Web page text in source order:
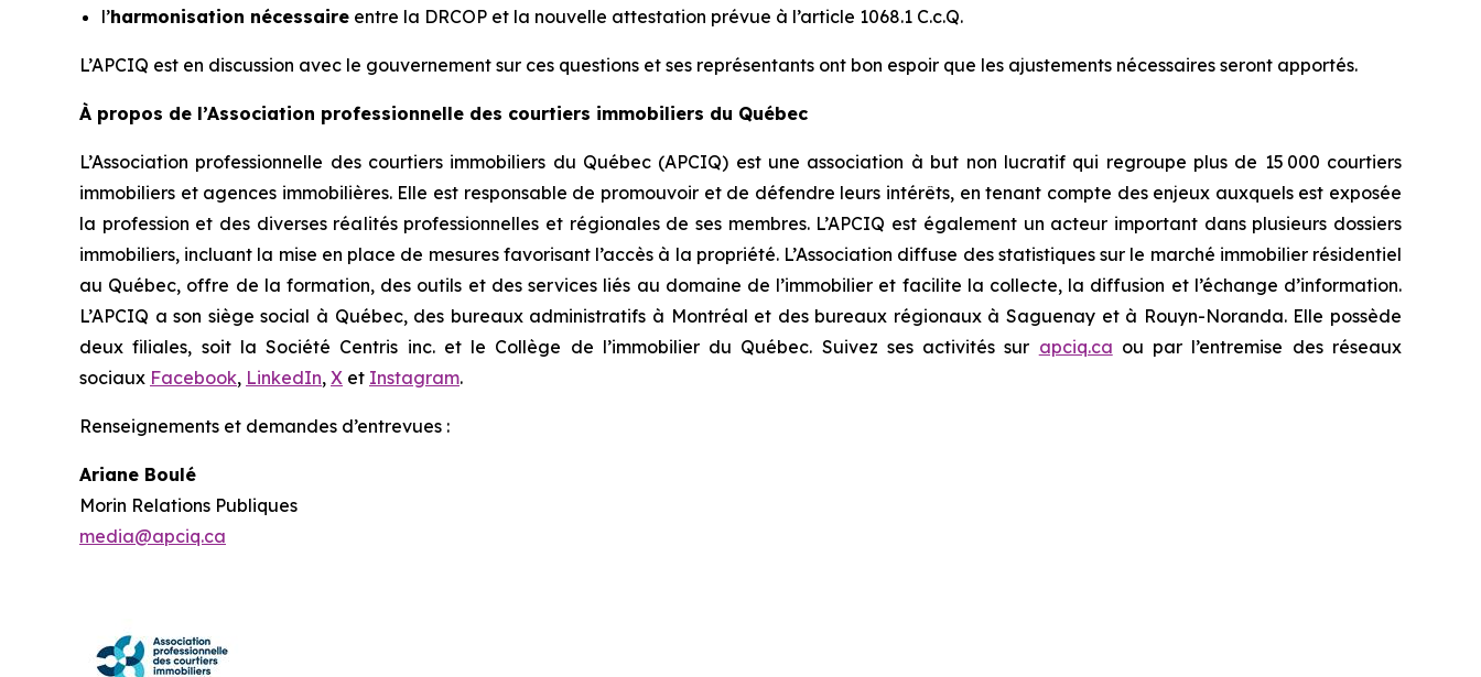
l’harmonisation nécessaire entre la DRCOP et la nouvelle attestation prévue à l’article 1068.1 C.c.Q.
L’APCIQ est en discussion avec le gouvernement sur ces questions et ses représentants ont bon espoir que les ajustements nécessaires seront apportés.
À propos de l’Association professionnelle des courtiers immobiliers du Québec
L’Association professionnelle des courtiers immobiliers du Québec (APCIQ) est une association à but non lucratif qui regroupe plus de 15 000 courtiers
immobiliers et agences immobilières. Elle est responsable de promouvoir et de défendre leurs intérêts, en tenant compte des enjeux auxquels est exposée
la profession et des diverses réalités professionnelles et régionales de ses membres. L’APCIQ est également un acteur important dans plusieurs dossiers
immobiliers, incluant la mise en place de mesures favorisant l’accès à la propriété. L’Association diffuse des statistiques sur le marché immobilier résidentiel
au Québec, offre de la formation, des outils et des services liés au domaine de l’immobilier et facilite la collecte, la diffusion et l’échange d’information.
L’APCIQ a son siège social à Québec, des bureaux administratifs à Montréal et des bureaux régionaux à Saguenay et à Rouyn-Noranda. Elle possède
deux filiales, soit la Société Centris inc. et le Collège de l’immobilier du Québec. Suivez ses activités sur apciq.ca ou par l’entremise des réseaux
sociaux Facebook, LinkedIn, X et Instagram.
Renseignements et demandes d’entrevues :
Ariane Boulé
Morin Relations Publiques
media@apciq.ca